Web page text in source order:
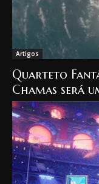
Artigos
Quarteto
Chamas será
personagem